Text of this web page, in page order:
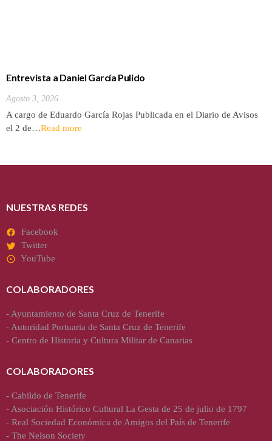
Entrevista a Daniel García Pulido
Agosto 3, 2026
A cargo de Eduardo García Rojas Publicada en el Diario de Avisos
el 2 de…Read more
NUESTRAS REDES
Facebook
Twitter
YouTube
COLABORADORES
- Ayuntamiento de Santa Cruz de Tenerife
- Autoridad Portuaria de Santa Cruz de Tenerife
- Centro de Historia y Cultura Militar de Canarias
COLABORADORES
- Cabildo de Tenerife
- Asociación Histórico Cultural La Gesta de 25 de julio de 1797
- Real Sociedad Económica de Amigos del País de Tenerife
- The Nelson Society